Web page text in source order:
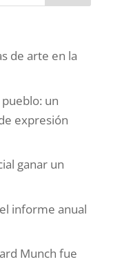
de arte en la
un
expresión
ganar un
informe anual
Munch fue